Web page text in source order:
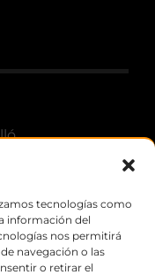
tecnologías como
información del
nos permitirá
navegación o las
o retirar el